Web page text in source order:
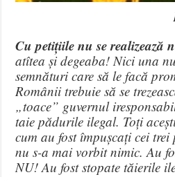
Cu petițiile nu se realizează
atîtea și degeaba! Nici una
semnături care să le facă
Românii trebuie să se
„toace” guvernul
taie pădurile ilegal. Toți
cum au fost împușcați cei
nu s-a mai vorbit nimic. Au
NU! Au fost stopate tăierile